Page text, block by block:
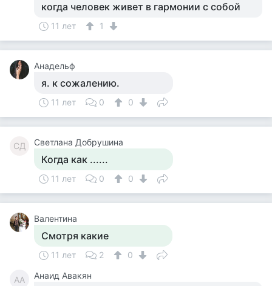
когда человек живет в гармонии с собой
11 лет 1
Анадельф
я. к сожалению.
11 лет 0 0
СД Светлана Добрушина
Когда как ......
11 лет 0 0
Валентина
Смотря какие
11 лет 2 0
АА Анаид Авакян